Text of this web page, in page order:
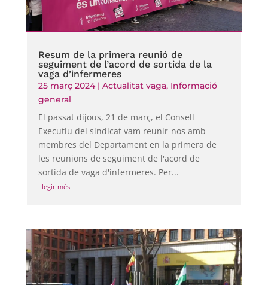
Resum de la primera reunió de
seguiment de l’acord de sortida de la
vaga d’infermeres
25 març 2024| Actualitat vaga, Informació
general
El passat dijous, 21 de març, el Consell
Executiu del sindicat vam reunir-nos amb
membres del Departament en la primera de
les reunions de seguiment de l'acord de
sortida de vaga d'infermeres. Per...
Llegir més